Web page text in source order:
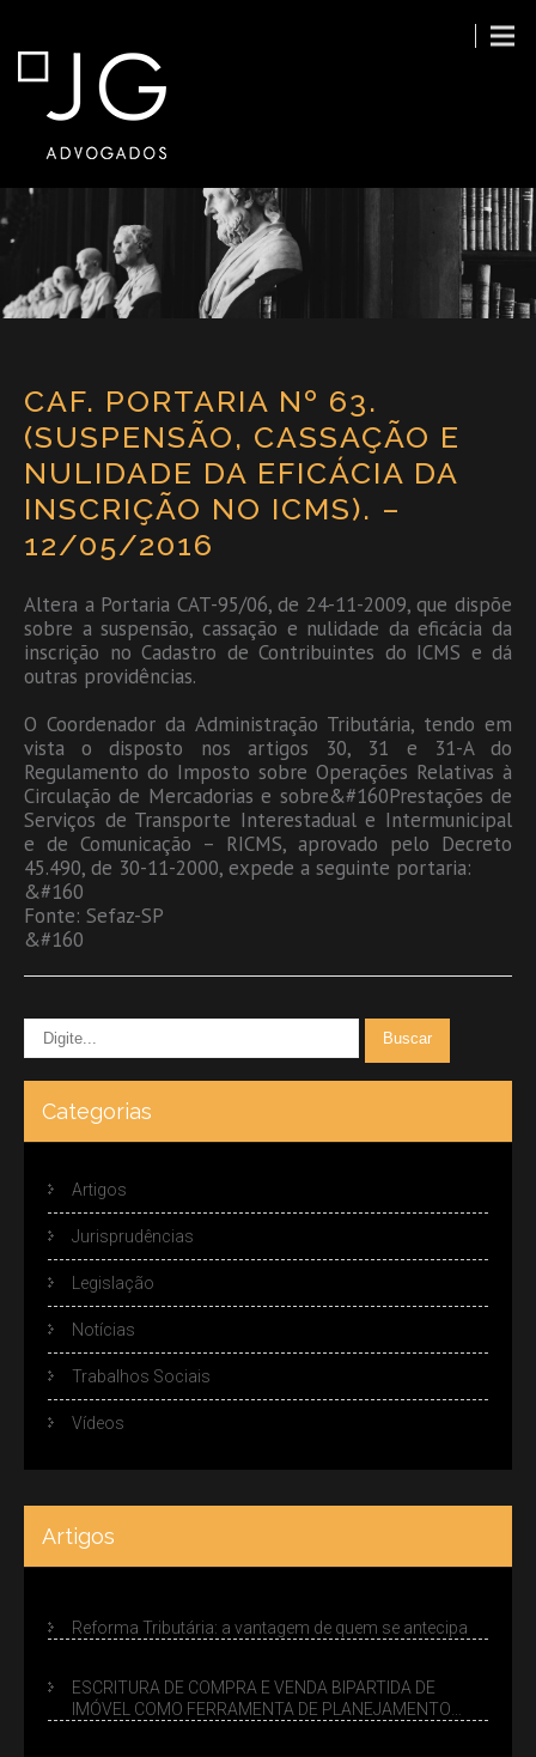
CAF. PORTARIA Nº 63.
(SUSPENSÃO, CASSAÇÃO E
NULIDADE DA EFICÁCIA DA
INSCRIÇÃO NO ICMS). –
12/05/2016
Altera a Portaria CAT-95/06, de 24-11-2009, que dispõe
sobre a suspensão, cassação e nulidade da eficácia da
inscrição no Cadastro de Contribuintes do ICMS e dá
outras providências.
O Coordenador da Administração Tributária, tendo em
vista o disposto nos artigos 30, 31 e 31-A do
Regulamento do Imposto sobre Operações Relativas à
Circulação de Mercadorias e sobre&#160Prestações de
Serviços de Transporte Interestadual e Intermunicipal
e de Comunicação – RICMS, aprovado pelo Decreto
45.490, de 30-11-2000, expede a seguinte portaria:
&#160
Fonte: Sefaz-SP
&#160
Categorias
Artigos
Jurisprudências
Legislação
Notícias
Trabalhos Sociais
Vídeos
Artigos
Reforma Tributária: a vantagem de quem se antecipa
ESCRITURA DE COMPRA E VENDA BIPARTIDA DE
IMÓVEL COMO FERRAMENTA DE PLANEJAMENTO